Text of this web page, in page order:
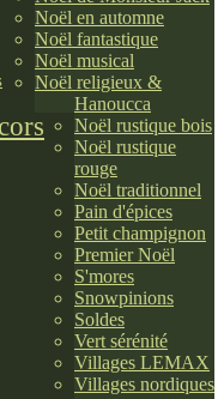
Noël en automne
Noël fantastique
Noël musical
Noël religieux &
Hanoucca
Noël rustique bois
Noël rustique
rouge
Noël traditionnel
Pain d'épices
Petit champignon
Premier Noël
S'mores
Snowpinions
Soldes
Vert sérénité
Villages LEMAX
Villages nordiques